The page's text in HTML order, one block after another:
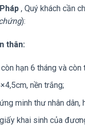
, Quý khách cần
):
thân:
hạn 6 tháng và còn
nền trắng;
minh thư nhân
khai sinh của